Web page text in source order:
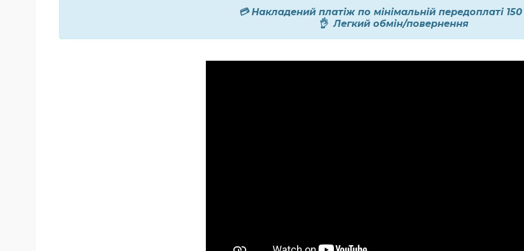
💳 Накладений платіж по мінімальній передоплаті
👌 Легкий обмін/повернення